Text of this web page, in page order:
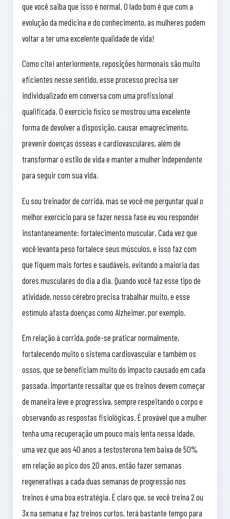
que você saiba que isso é normal. O lado bom é que com a
evolução da medicina e do conhecimento, as mulheres podem
voltar a ter uma excelente qualidade de vida!
Como citei anteriormente, reposições hormonais são muito
eficientes nesse sentido, esse processo precisa ser
individualizado em conversa com uma profissional
qualificada. O exercício físico se mostrou uma excelente
forma de devolver a disposição, causar emagrecimento,
prevenir doenças ósseas e cardiovasculares, além de
transformar o estilo de vida e manter a mulher independente
para seguir com sua vida.
Eu sou treinador de corrida, mas se você me perguntar qual o
melhor exercício para se fazer nessa fase eu vou responder
instantaneamente: fortalecimento muscular. Cada vez que
você levanta peso fortalece seus músculos, e isso faz com
que fiquem mais fortes e saudáveis, evitando a maioria das
dores musculares do dia a dia. Quando você faz esse tipo de
atividade, nosso cérebro precisa trabalhar muito, e esse
estímulo afasta doenças como Alzheimer, por exemplo.
Em relação à corrida, pode-se praticar normalmente,
fortalecendo muito o sistema cardiovascular e também os
ossos, que se beneficiam muito do impacto causado em cada
passada. Importante ressaltar que os treinos devem começar
de maneira leve e progressiva, sempre respeitando o corpo e
observando as respostas fisiológicas. É provável que a mulher
tenha uma recuperação um pouco mais lenta nessa idade,
uma vez que aos 40 anos a testosterona tem baixa de 50%
em relação ao pico dos 20 anos, então fazer semanas
regenerativas a cada duas semanas de progressão nos
treinos é uma boa estratégia. É claro que, se você treina 2 ou
3x na semana e faz treinos curtos, terá bastante tempo para